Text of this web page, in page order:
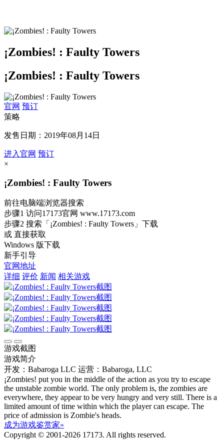
¡Zombies! : Faulty Towers
¡Zombies! : Faulty Towers
官网 预订
策略
发售日期：2019年08月14日
进入官网 预订
×
¡Zombies! : Faulty Towers
前往电脑端浏览器搜索
步骤1 访问17173官网 www.17173.com
步骤2 搜索 「¡Zombies! : Faulty Towers」 下载
或 直接获取
Windows 版下载
新手引导
官网地址
详细 评价 新闻 相关游戏
游戏截图
游戏简介
开发：Babaroga LLC 运营：Babaroga, LLC
¡Zombies! put you in the middle of the action as you try to escape
the unstable zombie world. The only problem is, the zombies are
everywhere, they appear to be very hungry and very still. There is a
limited amount of time within which the player can escape. The
price of admission is Zombie's heads.
成为游戏鉴赏家»
Copyright © 2001-2026 17173. All rights reserved.